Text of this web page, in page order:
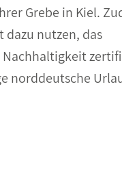
Grebe in Kiel.
nutzen, das
Nachhaltigkeit
norddeutsche